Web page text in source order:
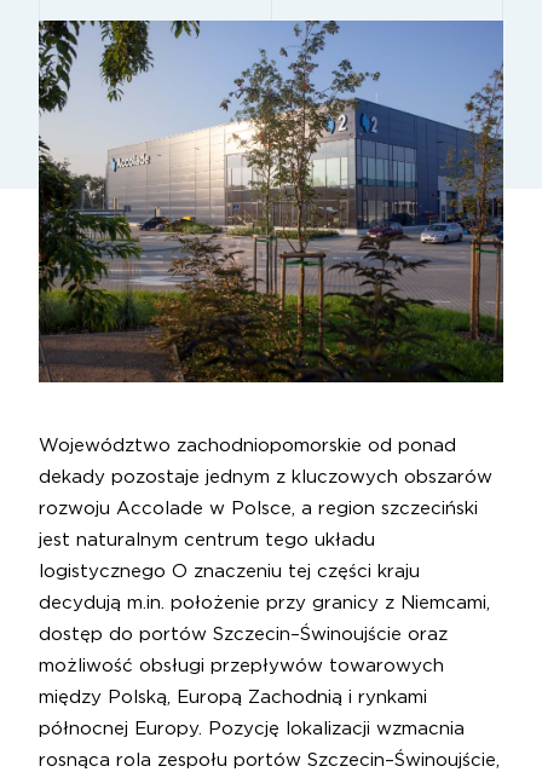
Województwo zachodniopomorskie od ponad
dekady pozostaje jednym z kluczowych obszarów
rozwoju Accolade w Polsce, a region szczeciński
jest naturalnym centrum tego układu
logistycznego O znaczeniu tej części kraju
decydują m.in. położenie przy granicy z Niemcami,
dostęp do portów Szczecin–Świnoujście oraz
możliwość obsługi przepływów towarowych
między Polską, Europą Zachodnią i rynkami
północnej Europy. Pozycję lokalizacji wzmacnia
rosnąca rola zespołu portów Szczecin–Świnoujście,